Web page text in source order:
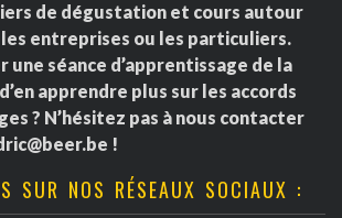
de dégustation et cours autour
entreprises ou les particuliers.
une séance d’apprentissage de la
apprendre plus sur les accords
? N’hésitez pas à nous contacter
!
SUR NOS RÉSEAUX SOCIAUX :